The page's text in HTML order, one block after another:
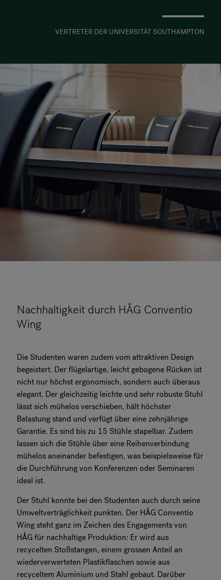
VERTRETER DER UNIVERSITÄT SOUTHAMPTON
Nachhaltigkeit durch HÅG Conventio
Wing
Die Studenten waren zudem vom attraktiven Design
begeistert. Der flügelartige, leicht gebogene Rücken ist
nicht nur höchst ergonomisch, sondern auch überaus
elegant. Der gleichzeitig leichte und sehr robuste Stuhl
lässt sich mühelos verschieben, hält höchster
Belastung stand und verfügt über eine zehnjährige
Garantie. Es sind bis zu 15 Stühle stapelbar. Zudem
lassen sich die Stühle über eine Reihenverbindung
mühelos aneinander befestigen, was beispielsweise für
die Durchführung von Konferenzen oder Seminaren
ideal ist.
Der Stuhl konnte bei den Studenten auch durch seine
Umweltverträglichkeit punkten. Der HÅG Conventio
Wing steht ganz im Zeichen des Engagements von
HÅG für nachhaltige Produktion: Er wird aus
recycelten Stoßstangen, einem grossen Anteil an
wiederverwerteten Plastikflaschen sowie aus
recyceltem Aluminium und Stahl gebaut. Darüber